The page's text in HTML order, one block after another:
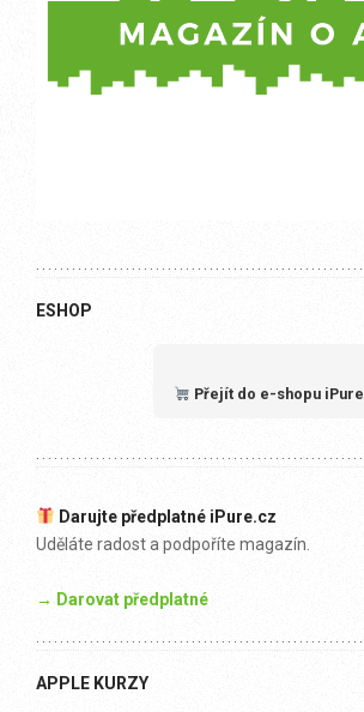
ESHOP
Přejít do e-shopu iPure
Darujte předplatné iPure.cz
Uděláte radost a podpoříte magazín.
→ Darovat předplatné
APPLE KURZY